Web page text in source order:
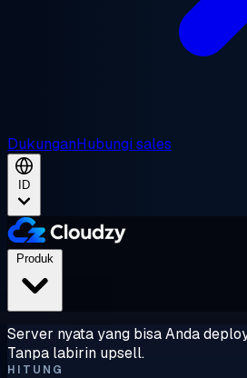
DukunganHubungi sales
ID
Server nyata yang bisa Anda
Tanpa labirin upsell.
HITUNG